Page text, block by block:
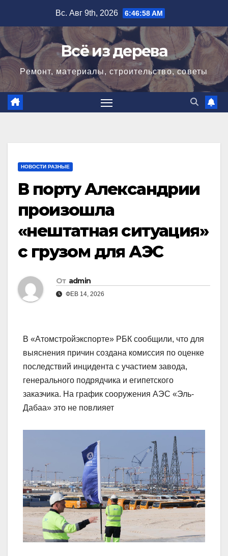
содержимому
Вс. Авг 9th, 2026 6:46:59 AM
Всё из дерева
Ремонт, материалы, строительство, советы
НОВОСТИ РАЗНЫЕ
В порту Александрии
произошла
«нештатная ситуация»
с грузом для АЭС
От admin
ФЕВ 14, 2026
В «Атомстройэкспорте» РБК сообщили, что для
выяснения причин создана комиссия по оценке
последствий инцидента с участием завода,
генерального подрядчика и египетского
заказчика. На график сооружения АЭС «Эль-
Дабаа» это не повлияет